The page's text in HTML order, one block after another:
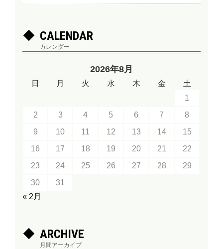
CALENDAR
カレンダー
2026年8月
日 月 火 水 木 金
土
1
2
3 4 5 6 7
8
9
10 11 12 13 14
15
16
17 18 19 20 21
22
23
24 25 26 27 28
29
30
31
« 2月
ARCHIVE
月間アーカイブ